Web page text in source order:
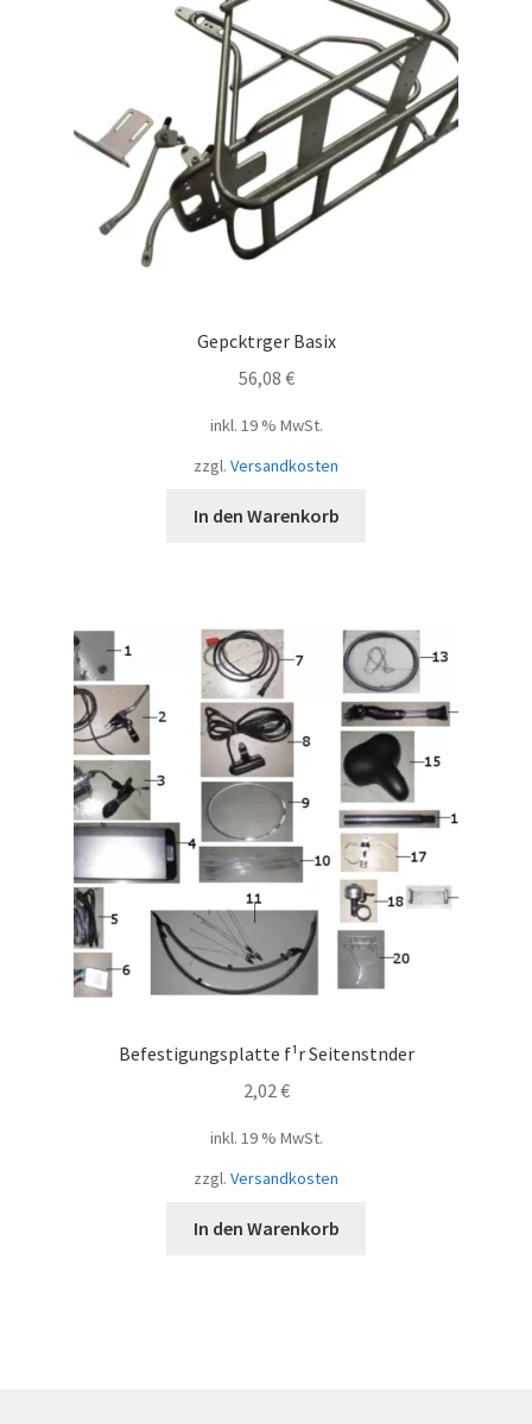
Gepcktrger Basix
56,08 €
inkl. 19 % MwSt.
zzgl. Versandkosten
In den Warenkorb
Befestigungsplatte f¹r Seitenstnder
2,02 €
inkl. 19 % MwSt.
zzgl. Versandkosten
In den Warenkorb